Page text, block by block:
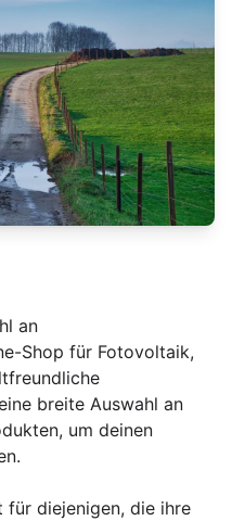
an
Shop für Fotovoltaik,
breite Auswahl an
um deinen
diejenigen, die ihre